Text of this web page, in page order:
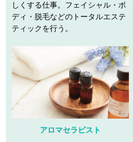
しくする仕事。フェイシャル・ボ
ディ・脱毛などのトータルエステ
ティックを行う。
アロマセラピスト